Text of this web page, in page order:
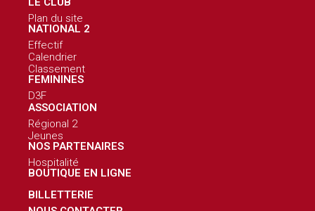
Plan du site
NATIONAL 2
Effectif
Calendrier
Classement
FEMININES
D3F
ASSOCIATION
Régional 2
Jeunes
NOS PARTENAIRES
Hospitalité
BOUTIQUE EN LIGNE
BILLETTERIE